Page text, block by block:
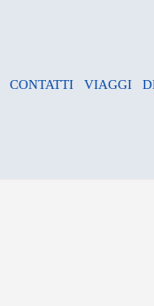
CONTATTI VIAGGI